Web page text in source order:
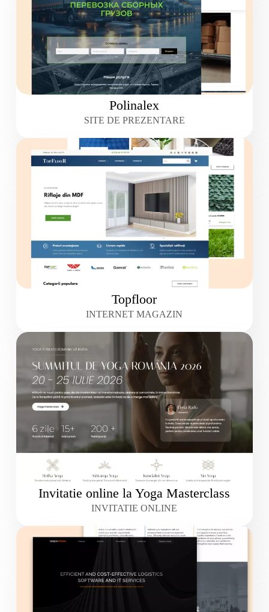
Polinalex
SITE DE PREZENTARE
Topfloor
INTERNET MAGAZIN
Invitatie online la Yoga Masterclass
INVITATIE ONLINE